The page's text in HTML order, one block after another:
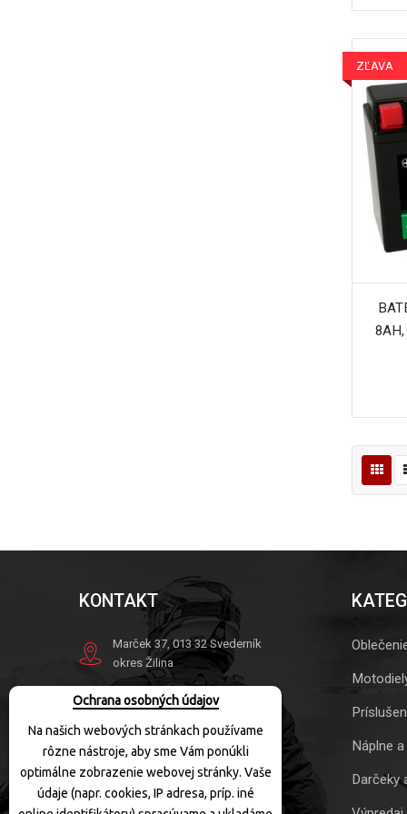
Ochrana osobných údajov
Na našich webových stránkach používame
rôzne nástroje, aby sme Vám ponúkli
optimálne zobrazenie webovej stránky. Vaše
údaje (napr. cookies, IP adresa, príp. iné
ZĽAVA
8AH,
KONTAKT
Marček 37, 013 32 Svederník
okres Žilina
+421 41 563 10 41
Mob.
+421 905 863 049
info@motoquad.sk
Otváracie hodiny:
PO-PIA:
10:00-17:30
Náplne
Darčeky